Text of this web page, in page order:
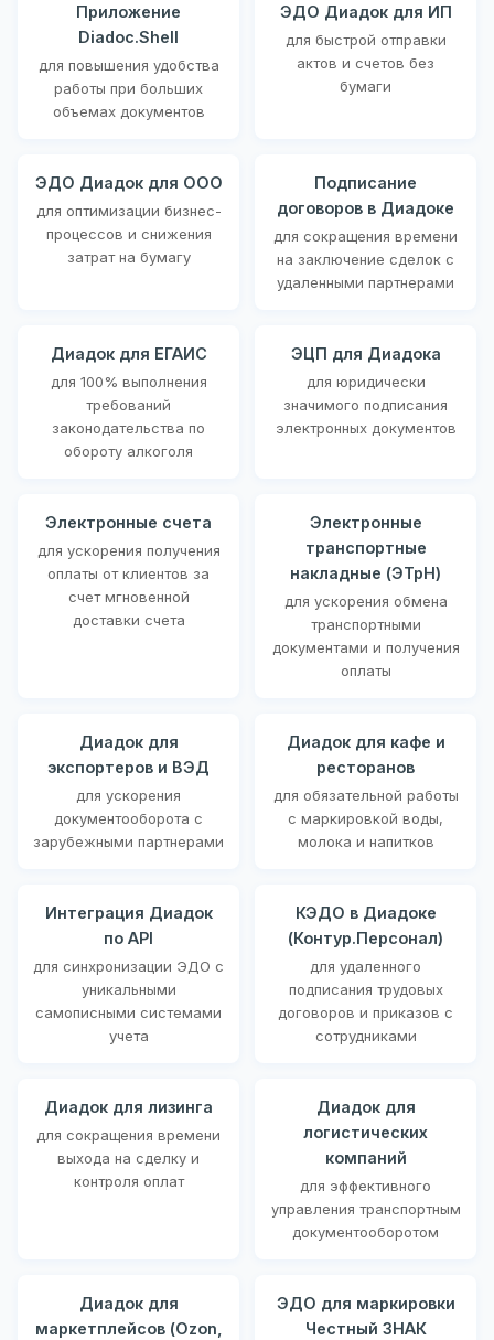
Приложение
Diadoc.Shell
для повышения удобства
работы при больших
объемах документов
ЭДО Диадок для ИП
для быстрой отправки
актов и счетов без
бумаги
ЭДО Диадок для ООО
для оптимизации бизнес-
процессов и снижения
затрат на бумагу
Подписание
договоров в Диадоке
для сокращения времени
на заключение сделок с
удаленными партнерами
Диадок для ЕГАИС
для 100% выполнения
требований
законодательства по
обороту алкоголя
ЭЦП для Диадока
для юридически
значимого подписания
электронных документов
Электронные счета
для ускорения получения
оплаты от клиентов за
счет мгновенной
доставки счета
Электронные
транспортные
накладные (ЭТрН)
для ускорения обмена
транспортными
документами и получения
оплаты
Диадок для
экспортеров и ВЭД
для ускорения
документооборота с
зарубежными партнерами
Диадок для кафе и
ресторанов
для обязательной работы
с маркировкой воды,
молока и напитков
Интеграция Диадок
по API
для синхронизации ЭДО с
уникальными
самописными системами
учета
КЭДО в Диадоке
(Контур.Персонал)
для удаленного
подписания трудовых
договоров и приказов с
сотрудниками
Диадок для лизинга
для сокращения времени
выхода на сделку и
контроля оплат
Диадок для
логистических
компаний
для эффективного
управления транспортным
документооборотом
Диадок для
маркетплейсов (Ozon,
ЭДО для маркировки
Честный ЗНАК